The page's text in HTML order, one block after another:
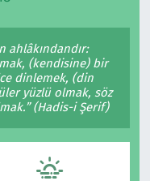
ahlâkındandır:
(kendisine) bir
dinlemek, (din
yüzlü olmak, söz
(Hadis-i Şerif)